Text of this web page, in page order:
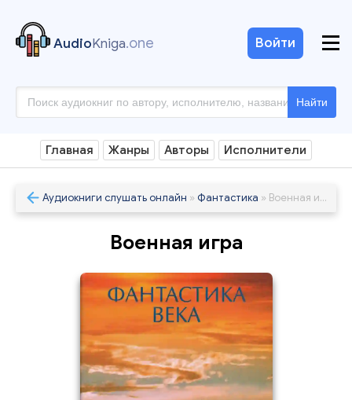
AudioKniga.one
Найти
Войти
Главная Жанры Авторы Исполнители
Аудиокниги слушать онлайн » Фантастика » Военная игра
Военная игра